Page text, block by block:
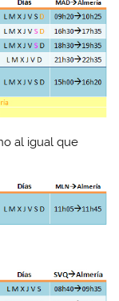
al igual que